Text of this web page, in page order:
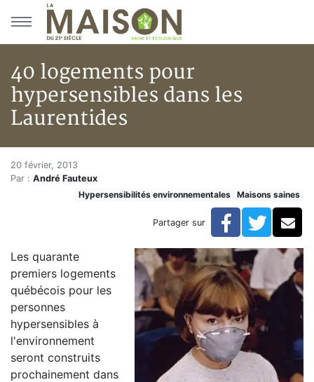
Aller au menu principal
Aller au contenu principal
40 logements pour
hypersensibles dans les
Laurentides
Accueil
Articles
Maisons saines
Hypersensibilités environnementales
40 logements pour hypersensibles dans les
40 logements pour
20 février, 2013
Par : André Fauteux
Hypersensibilités environnementales
Maisons saines
Partager sur Facebook
Les quarante
premiers logements
québécois pour les
personnes
hypersensibles à
l'environnement
seront construits
prochainement dans